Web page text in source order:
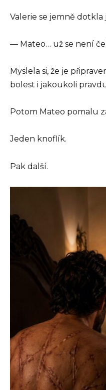
Valerie se jemně dotkla
— Mateo… už se není
Myslela si, že je
bolest i jakoukoli
Potom Mateo pomalu
Jeden knoflík.
Pak další.